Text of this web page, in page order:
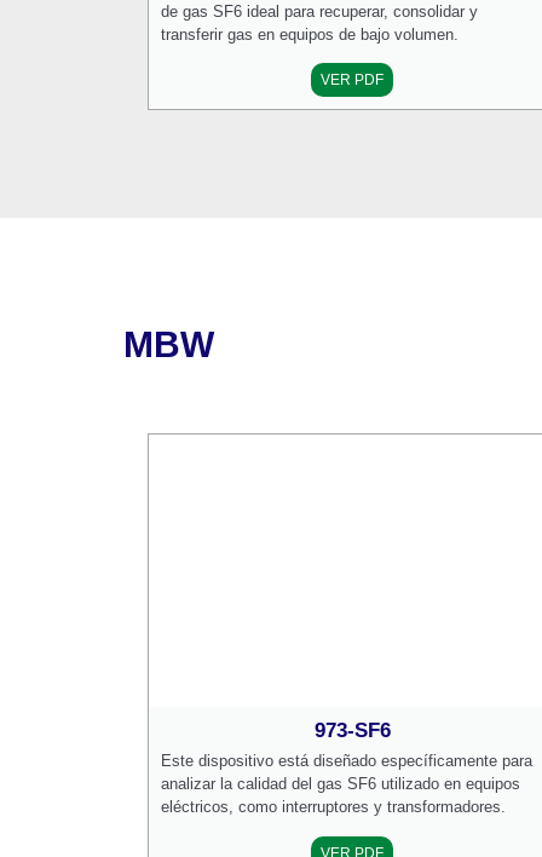
de gas SF6 ideal para recuperar, consolidar y
transferir gas en equipos de bajo volumen.
VER PDF
MBW
973-SF6
Este dispositivo está diseñado específicamente para
analizar la calidad del gas SF6 utilizado en equipos
eléctricos, como interruptores y transformadores.
VER PDF